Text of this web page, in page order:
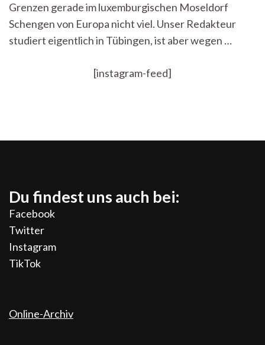
Grenzen gerade im luxemburgischen Moseldorf
Schengen von Europa nicht viel. Unser Redakteur
studiert eigentlich in Tübingen, ist aber wegen …
[instagram-feed]
Du findest uns auch bei:
Facebook
Twitter
Instagram
TikTok
Online-Archiv